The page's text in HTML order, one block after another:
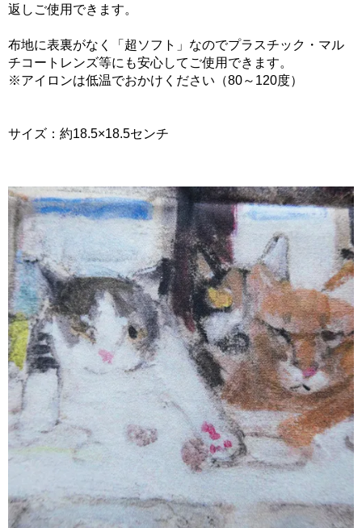
返しご使用できます。
布地に表裏がなく「超ソフト」なのでプラスチック・マル
チコートレンズ等にも安心してご使用できます。
※アイロンは低温でおかけください（80～120度）
サイズ：約18.5×18.5センチ